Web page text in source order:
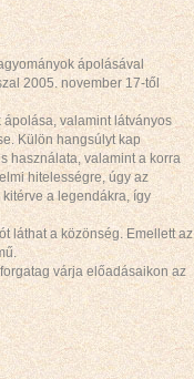
ápolásával
2005. november 17-től
valamint látványos
Külön hangsúlyt kap
használata, valamint a korra
hitelességre, úgy az
a legendákra, így
láthat a közönség. Emellett az
várja előadásaikon az